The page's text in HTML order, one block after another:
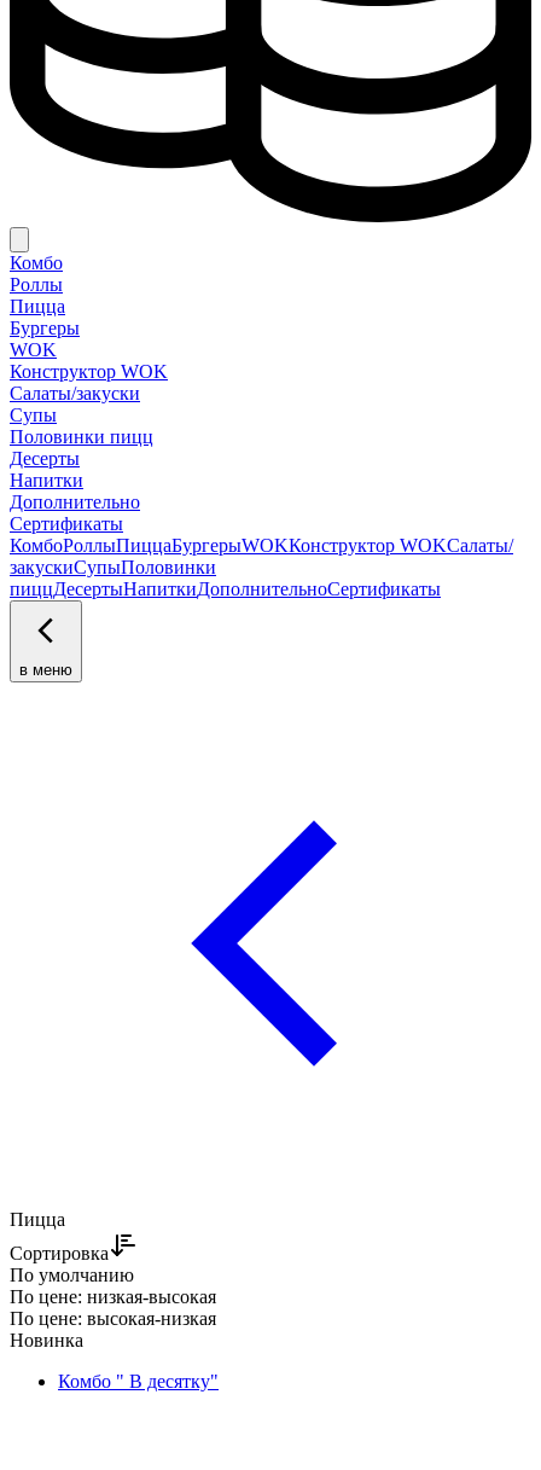
Комбо
Роллы
Пицца
Бургеры
WOK
Конструктор WOK
Салаты/закуски
Супы
Половинки пицц
Десерты
Напитки
Дополнительно
Сертификаты
КомбоРоллыПиццаБургерыWOKКонструктор WOKСалаты/
закускиСупыПоловинки
пиццДесертыНапиткиДополнительноСертификаты
в меню
Пицца
Сортировка
По умолчанию
По цене: низкая-высокая
По цене: высокая-низкая
Новинка
Комбо " В десятку"